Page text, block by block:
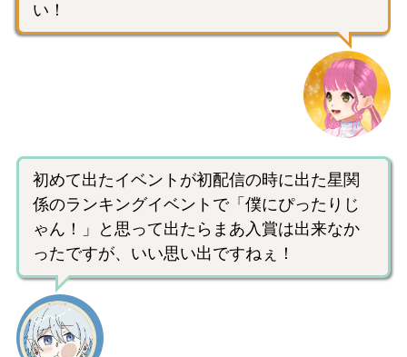
い！
初めて出たイベントが初配信の時に出た星関
係のランキングイベントで「僕にぴったりじ
ゃん！」と思って出たらまあ入賞は出来なか
ったですが、いい思い出ですねぇ！